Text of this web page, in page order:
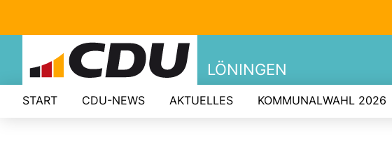
LÖNINGEN
START CDU-NEWS AKTUELLES KOMMUNALWAHL 2026